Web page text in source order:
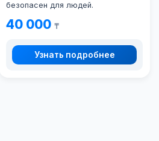
безопасен для людей.
40 000₸
Узнать подробнее